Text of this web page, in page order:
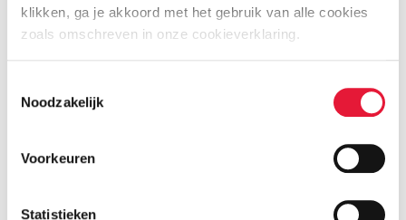
klikken, ga je akkoord met het gebruik van alle cookies
zoals omschreven in onze cookieverklaring.
Noodzakelijk
Voorkeuren
Statistieken